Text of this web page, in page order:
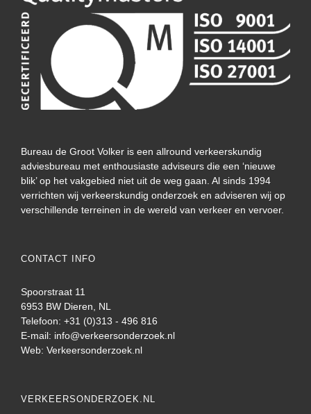
Bureau de Groot Volker is een allround verkeerskundig
adviesbureau met enthousiaste adviseurs die een ‘nieuwe
blik’ op het vakgebied niet uit de weg gaan. Al sinds 1994
verrichten wij verkeerskundig onderzoek en adviseren wij op
verschillende terreinen in de wereld van verkeer en vervoer.
CONTACT INFO
Spoorstraat 11
6953 BW Dieren, NL
Telefoon: +31 (0)313 - 496 816
E-mail: info@verkeersonderzoek.nl
Web: Verkeersonderzoek.nl
VERKEERSONDERZOEK.NL